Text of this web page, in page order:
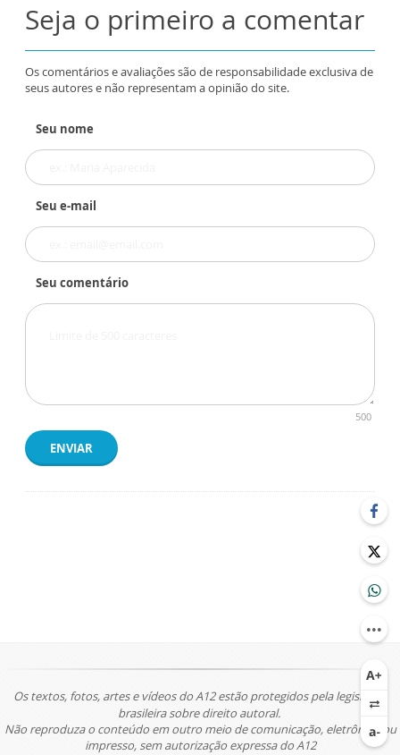
Seja o primeiro a comentar
Os comentários e avaliações são de responsabilidade exclusiva de
seus autores e não representam a opinião do site.
Seu nome
Seu e-mail
Seu comentário
500
ENVIAR
Os textos, fotos, artes e vídeos do A12 estão protegidos pela legislação
brasileira sobre direito autoral.
Não reproduza o conteúdo em outro meio de comunicação, eletrônico ou
impresso, sem autorização expressa do A12